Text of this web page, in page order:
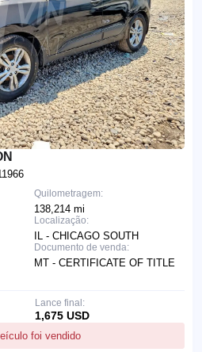
Quilometragem:
138,214 mi
Localização:
IL - CHICAGO SOUTH
Documento de venda:
MT - CERTIFICATE OF TITLE
foi vendido
Lance final:
1,675 USD